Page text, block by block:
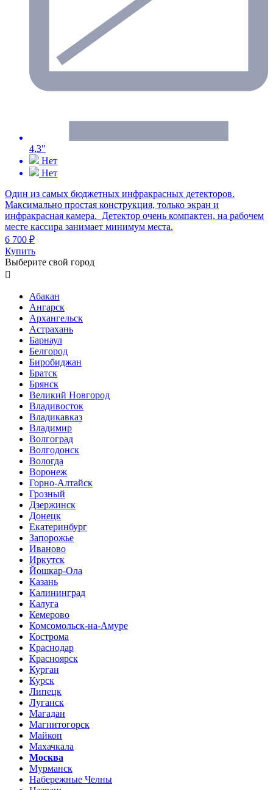
4,3"
Нет
Нет
Один из самых бюджетных инфракрасных детекторов.
Максимально простая конструкция, только экран и
инфракрасная камера. Детектор очень компактен, на рабочем
месте кассира занимает минимум места.
6 700 ₽
Купить
Выберите свой город

Абакан
Ангарск
Архангельск
Астрахань
Барнаул
Белгород
Биробиджан
Братск
Брянск
Великий Новгород
Владивосток
Владикавказ
Владимир
Волгоград
Волгодонск
Вологда
Воронеж
Горно-Алтайск
Грозный
Дзержинск
Донецк
Екатеринбург
Запорожье
Иваново
Иркутск
Йошкар-Ола
Казань
Калининград
Калуга
Кемерово
Комсомольск-на-Амуре
Кострома
Краснодар
Красноярск
Курган
Курск
Липецк
Луганск
Магадан
Магнитогорск
Майкоп
Махачкала
Москва
Мурманск
Набережные Челны